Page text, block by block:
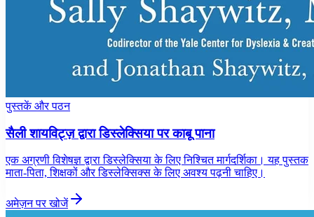
पुस्तकें और पठन
सैली शायविट्ज़ द्वारा डिस्लेक्सिया पर काबू पाना
एक अग्रणी विशेषज्ञ द्वारा डिस्लेक्सिया के लिए निश्चित मार्गदर्शिका। यह पुस्तक
माता-पिता, शिक्षकों और डिस्लेक्सिक्स के लिए अवश्य पढ़नी चाहिए।
अमेज़न पर खोजें